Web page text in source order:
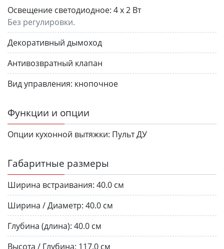
Освещение светодиодное: 4 х 2 Вт
Без регулировки.
Декоративный дымоход
Антивозвратный клапан
Вид управления: кнопочное
Функции и опции
Опции кухонной вытяжки: Пульт ДУ
Габаритные размеры
Ширина встраивания: 40.0 см
Ширина / Диаметр: 40.0 см
Глубина (длина): 40.0 см
Высота / Глубина: 117.0 см